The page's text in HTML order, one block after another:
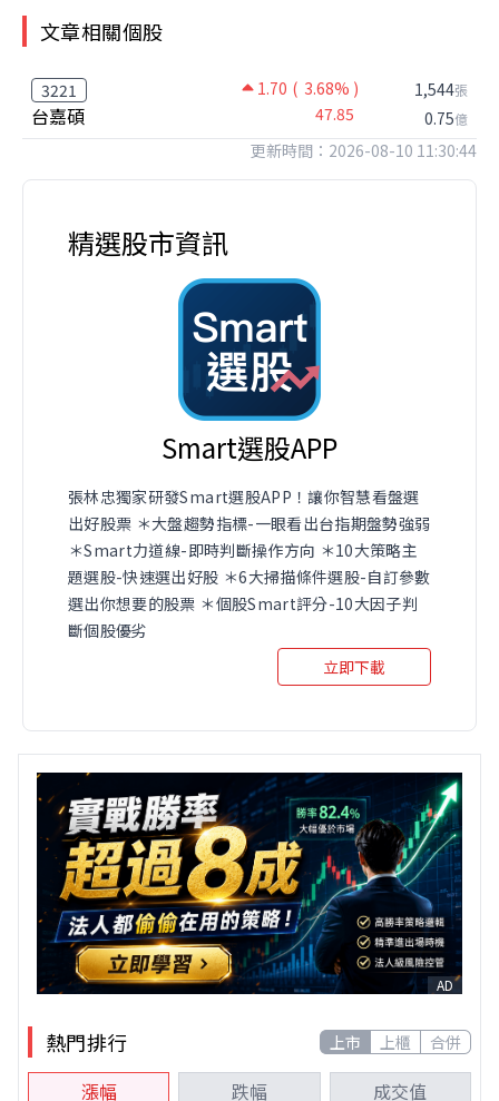
文章相關個股
3221 1.70 ( 3.68% )
台嘉碩 47.85
1,544張
0.75億
更新時間：2026-08-10 11:30:44
精選股市資訊
Smart選股APP
張林忠獨家研發Smart選股APP！讓你智慧看盤選
出好股票 ＊大盤趨勢指標-一眼看出台指期盤勢強弱
＊Smart力道線-即時判斷操作方向 ＊10大策略主
題選股-快速選出好股 ＊6大掃描條件選股-自訂參數
選出你想要的股票 ＊個股Smart評分-10大因子判
斷個股優劣
立即下載
AD
熱門排行 上市 上櫃 合併
漲幅 跌幅 成交值